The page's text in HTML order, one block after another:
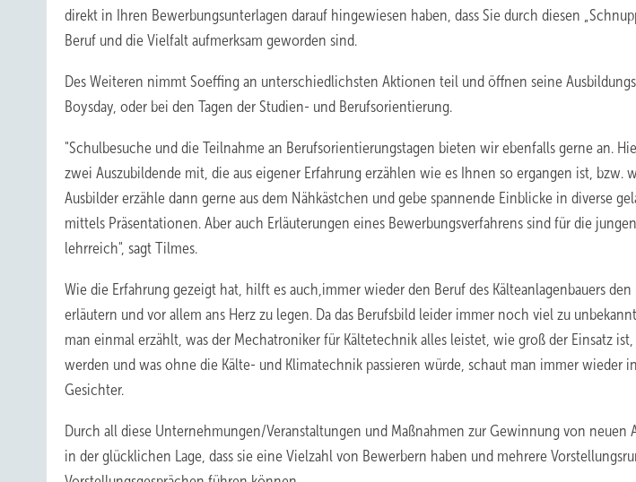
direkt in Ihren Bewerbungsunterlagen darauf hingewiesen haben, dass Sie durch diesen
Beruf und die Vielfalt aufmerksam geworden sind.
Des Weiteren nimmt Soeffing an unterschiedlichsten Aktionen teil und öffnen seine
Boysday, oder bei den Tagen der Studien- und Berufsorientierung.
"Schulbesuche und die Teilnahme an Berufsorientierungstagen bieten wir ebenfalls gerne an.
zwei Auszubildende mit, die aus eigener Erfahrung erzählen wie es Ihnen so ergangen ist, bzw.
Ausbilder erzähle dann gerne aus dem Nähkästchen und gebe spannende Einblicke in diverse
mittels Präsentationen. Aber auch Erläuterungen eines Bewerbungsverfahrens sind für die
lehrreich", sagt Tilmes.
Wie die Erfahrung gezeigt hat, hilft es auch,immer wieder den Beruf des Kälteanlagenbauers
erläutern und vor allem ans Herz zu legen. Da das Berufsbild leider immer noch viel zu
man einmal erzählt, was der Mechatroniker für Kältetechnik alles leistet, wie groß der Einsatz
werden und was ohne die Kälte- und Klimatechnik passieren würde, schaut man immer wieder
Gesichter.
Durch all diese Unternehmungen/Veranstaltungen und Maßnahmen zur Gewinnung von neuen
in der glücklichen Lage, dass sie eine Vielzahl von Bewerbern haben und mehrere